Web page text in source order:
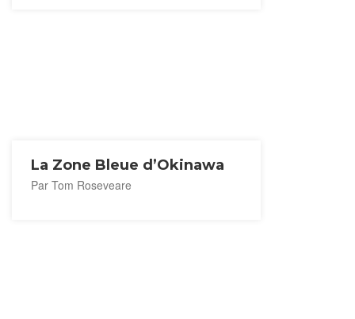
La Zone Bleue d’Okinawa
Par Tom Roseveare